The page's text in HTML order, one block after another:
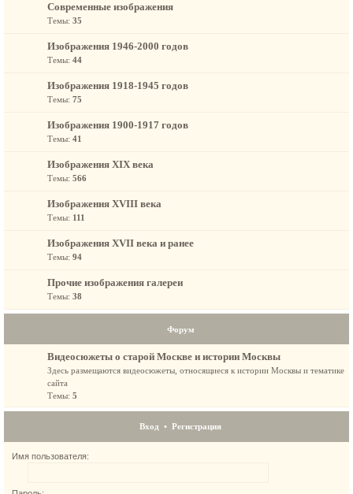
Современные изображения
Темы: 35
Изображения 1946-2000 годов
Темы: 44
Изображения 1918-1945 годов
Темы: 75
Изображения 1900-1917 годов
Темы: 41
Изображения XIX века
Темы: 566
Изображения XVIII века
Темы: 111
Изображения XVII века и ранее
Темы: 94
Прочие изображения галереи
Темы: 38
Форум
Видеосюжеты о старой Москве и истории Москвы
Здесь размещаются видеосюжеты, относящиеся к истории Москвы и тематике
сайта
Темы: 5
Вход • Регистрация
Имя пользователя: